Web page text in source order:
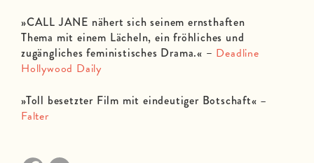
»CALL JANE nähert sich seinem ernsthaften
Thema mit einem Lächeln, ein fröhliches und
zugängliches feministisches Drama.« – Deadline
Hollywood Daily
»Toll besetzter Film mit eindeutiger Botschaft« –
Falter